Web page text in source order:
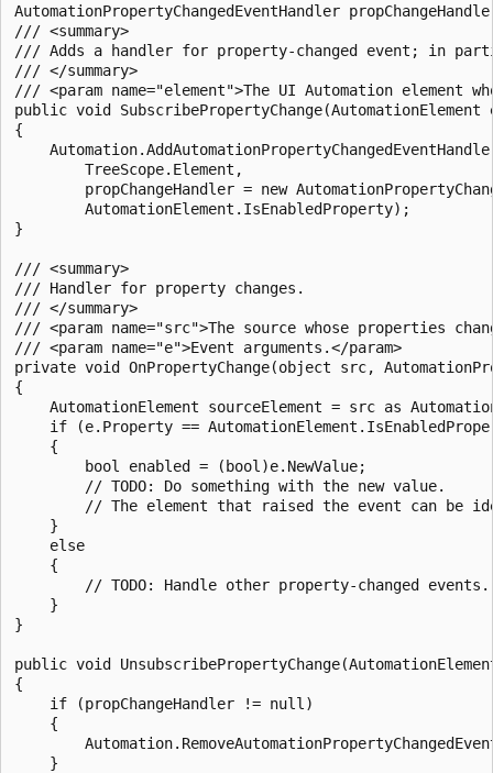
AutomationPropertyChangedEventHandler
/// <summary>
/// Adds a handler for property-changed event; in
/// </summary>
/// <param name="element">The UI Automation element
public void SubscribePropertyChange(AutomationElement
{
        TreeScope.Element,
propChangeHandler = new
        AutomationElement.IsEnabledProperty);
}
/// <summary>
/// Handler for property changes.
/// </summary>
/// <param name="src">The source whose properties
/// <param name="e">Event arguments.</param>
private void OnPropertyChange(object src,
{
AutomationElement sourceElement = src as
if (e.Property ==
    {
        bool enabled = (bool)e.NewValue;
        // TODO: Do something with the new value.
// The element that raised the event can be
    }
    else
    {
        // TODO: Handle other property-changed events.
    }
}
public void
{
    if (propChangeHandler != null)
    {
    }